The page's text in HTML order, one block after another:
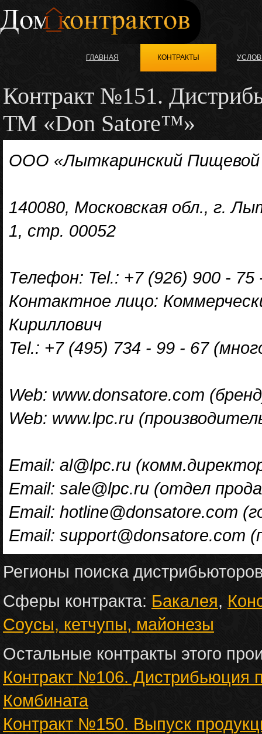
ГЛАВНАЯ КОНТРАКТЫ
Контракт №151.
ТМ «Don Satore™»
ООО «Лыткаринский
140080, Московская обл., г.
1, стр. 00052
Телефон: Tel.: +7 (926) 900 - 75
Контактное лицо:
Кириллович
Tel.: +7 (495) 734 - 99 - 67
Web: www.donsatore.com
Web: www.lpc.ru
Email: al@lpc.ru
Email: sale@lpc.ru (отдел
Email: hotline@donsatore.com
Email: support@donsatore.com
Регионы поиска
Сферы контракта: Бакалея,
Соусы, кетчупы, майонезы
Остальные контракты этого
Контракт №106. Дистрибьюция
Комбината
Контракт №150. Выпуск